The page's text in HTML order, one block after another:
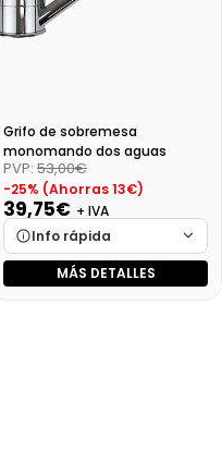
Grifo de sobremesa
monomando dos aguas
PVP: 53,00€
-25% (Ahorras 13€)
39,75€ + IVA
Info rápida
Marca
Cargando…
MÁS DETALLES